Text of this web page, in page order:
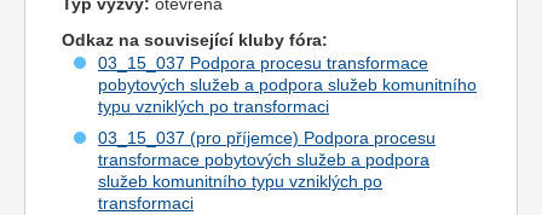
Typ výzvy: otevřená
Odkaz na související kluby fóra:
03_15_037 Podpora procesu transformace
pobytových služeb a podpora služeb komunitního
typu vzniklých po transformaci
03_15_037 (pro příjemce) Podpora procesu
transformace pobytových služeb a podpora
služeb komunitního typu vzniklých po
transformaci